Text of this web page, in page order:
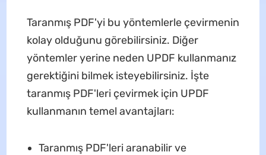
Taranmış PDF'yi bu yöntemlerle çevirmenin
kolay olduğunu görebilirsiniz. Diğer
yöntemler yerine neden UPDF kullanmanız
gerektiğini bilmek isteyebilirsiniz. İşte
taranmış PDF'leri çevirmek için UPDF
kullanmanın temel avantajları:
Taranmış PDF'leri aranabilir ve